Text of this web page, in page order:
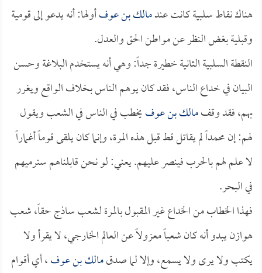
هناك نقاط سلبية كانت عندمالك بن عوفأولها: أنه يدعو إلى قومية
وقبلية بغض النظر عن مواطن الحق والعدل.
النقطة السلبية الثانية خطيرة جداً: وهي أنه يستخدم البلاغة وحسن
البيان في خداع الناس، فقد كان يوهم الناس بخلاف الواقع ويغرر
بهم، فقد وقفمالك بن عوفيخطب في الناس في الشعب ويقول
لهم: إن محمداً لم يقاتل قط قبل هذه المرة، وإنما كان يلقى قوماً أغماراً
لا علم لهم بالحرب فينصر عليهم. يعني: لو نحن قابلناهم سنرميهم
في البحر.
فهذا الخطاب من الخداع غير المقبول بالمرة لشعب ساذج حقاً، شعب
هوازن يبدو أنه كان شعباً معزولاً عن العالم الخارجي، لا يقرأ ولا
يكتب ولا يرى ولا يسمع، وإلا لما صدقمالك بن عوف، أي أقوام